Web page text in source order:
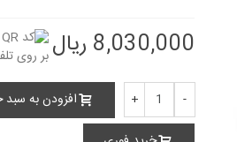
8,030,000 ریال
-
+
افزودن به سبد